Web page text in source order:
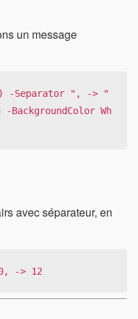
un message
-Separator ", -> "
BackgroundColor Wh
avec séparateur, en
-> 12